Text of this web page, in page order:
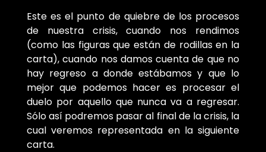
Este es el punto de quiebre de los procesos
de nuestra crisis, cuando nos rendimos
(como las figuras que están de rodillas en la
carta), cuando nos damos cuenta de que no
hay regreso a donde estábamos y que lo
mejor que podemos hacer es procesar el
duelo por aquello que nunca va a regresar.
Sólo así podremos pasar al final de la crisis, la
cual veremos representada en la siguiente
carta.